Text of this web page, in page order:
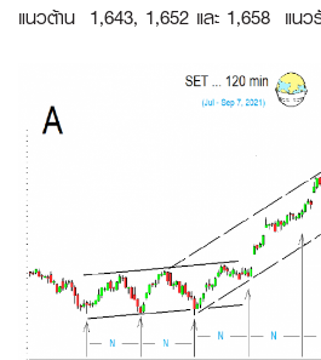
แนวต้าน 1,643, 1,652 และ 1,658 แน